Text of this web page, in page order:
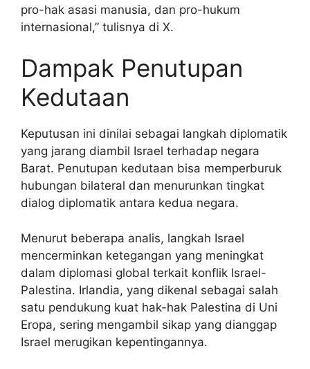
pro-hak asasi manusia, dan pro-hukum
internasional,” tulisnya di X.
Dampak Penutupan
Kedutaan
Keputusan ini dinilai sebagai langkah diplomatik
yang jarang diambil Israel terhadap negara
Barat. Penutupan kedutaan bisa memperburuk
hubungan bilateral dan menurunkan tingkat
dialog diplomatik antara kedua negara.
Menurut beberapa analis, langkah Israel
mencerminkan ketegangan yang meningkat
dalam diplomasi global terkait konflik Israel-
Palestina. Irlandia, yang dikenal sebagai salah
satu pendukung kuat hak-hak Palestina di Uni
Eropa, sering mengambil sikap yang dianggap
Israel merugikan kepentingannya.